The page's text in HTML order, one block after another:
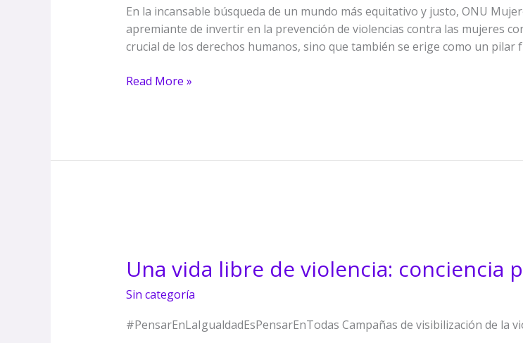
En la incansable búsqueda de un mundo más equitativo y justo, ONU
apremiante de invertir en la prevención de violencias contra las mujeres
crucial de los derechos humanos, sino que también se erige como un pilar
prevención
de
violencias
mujeres
Read More »
Una vida libre de violencia: conciencia
Sin categoría
#PensarEnLaIgualdadEsPensarEnTodas Campañas de visibilización de la
libre
de
violencia:
publica